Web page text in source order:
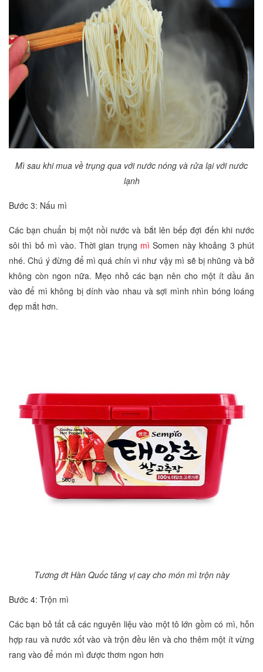
Mì sau khi mua về trụng qua với nước nóng và rửa lại với nước
lạnh
Bước 3: Nấu mì
Các bạn chuẩn bị một nồi nước và bắt lên bếp đợi đến khi nước
sôi thì bỏ mì vào. Thời gian trụng mì Somen này khoảng 3 phút
nhé. Chú ý đừng để mì quá chín vì như vậy mì sẽ bị nhũng và bở
không còn ngon nữa. Mẹo nhỏ các bạn nên cho một ít dầu ăn
vào để mì không bị dính vào nhau và sợi mình nhìn bóng loáng
đẹp mắt hơn.
Tương ớt Hàn Quốc tăng vị cay cho món mì trộn này
Bước 4: Trộn mì
Các bạn bỏ tất cả các nguyên liệu vào một tô lớn gồm có mì, hỗn
hợp rau và nước xốt vào và trộn đều lên và cho thêm một ít vừng
rang vào để món mì được thơm ngon hơn